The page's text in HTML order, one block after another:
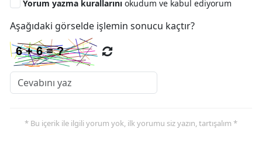
Yorum yazma kurallarını okudum ve kabul ediyorum
Aşağıdaki görselde işlemin sonucu kaçtır?
* Bu içerik ile ilgili yorum yok, ilk yorumu siz yazın, tartışalım *